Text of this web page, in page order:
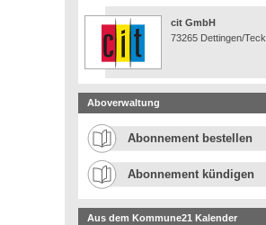
cit GmbH
73265 Dettingen/Teck
Aboverwaltung
Abonnement bestellen
Abonnement kündigen
Aus dem Kommune21 Kalender